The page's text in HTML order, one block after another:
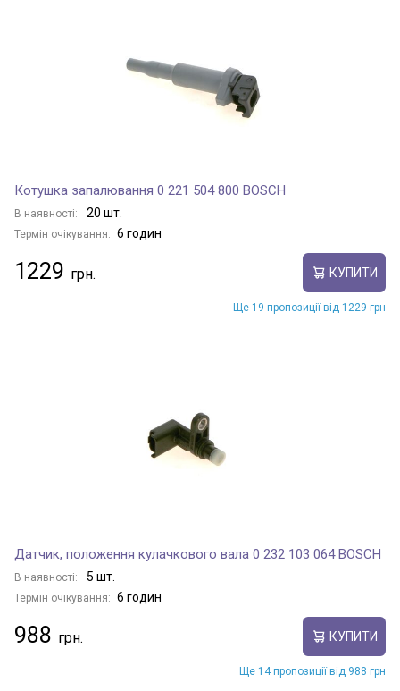
Котушка запалювання 0 221 504 800 BOSCH
В наявності: 20 шт.
Термін очікування: 6 годин
1229 КУПИТИ
Ще 19 пропозиції від 1229 грн
Датчик, положення кулачкового вала 0 232 103 064 BOSCH
В наявності: 5 шт.
Термін очікування: 6 годин
988 КУПИТИ
Ще 14 пропозиції від 988 грн